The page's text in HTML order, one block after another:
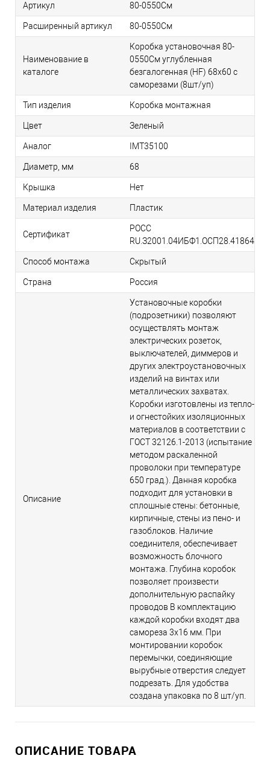
Артикул 80-0550См
Расширенный артикул 80-0550См
Наименование в
каталоге
Коробка установочная 80-
0550См углубленная
безгалогенная (HF) 68х60 с
саморезами (8шт/уп)
Тип изделия Коробка монтажная
Цвет Зеленый
Аналог IMT35100
Диаметр, мм 68
Крышка Нет
Материал изделия Пластик
Сертификат
РОСС
RU.З2001.04ИБФ1.ОСП28.41864
Способ монтажа Скрытый
Страна Россия
Описание
Установочные коробки
(подрозетники) позволяют
осуществлять монтаж
электрических розеток,
выключателей, диммеров и
других электроустановочных
изделий на винтах или
металлических захватах.
Коробки изготовлены из тепло-
и огнестойких изоляционных
материалов в соответствии c
ГОСТ 32126.1-2013 (испытание
методом раскаленной
проволоки при температуре
650 град.). Данная коробка
подходит для установки в
сплошные стены: бетонные,
кирпичные, стены из пено- и
газоблоков. Наличие
соединителя, обеспечивает
возможность блочного
монтажа. Глубина коробок
позволяет произвести
дополнительную распайку
проводов В комплектацию
каждой коробки входят два
самореза 3х16 мм. При
монтировании коробок
перемычки, соединяющие
вырубные отверстия следует
подрезать. Для удобства
создана упаковка по 8 шт/уп.
ОПИСАНИЕ ТОВАРА